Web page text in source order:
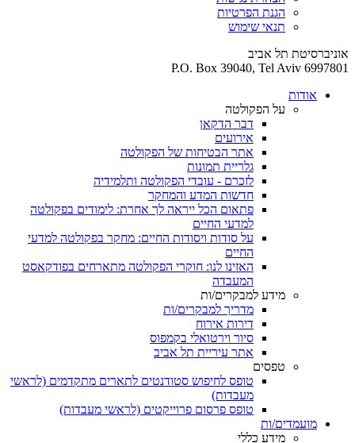
הגנת הפרטיות
תנאי שימוש
אוניברסיטת תל אביב
P.O. Box 39040, Tel Aviv 6997801
אודות
על הפקולטה
דבר הדקאן
אירועים
אתר הבטיחות של הפקולטה
גלריית תמונות
לזכרם - עובדי הפקולטה ותלמידיה
חדשות המדע והמחקר
פתאום הכל ייראה לך אחרת: לימודים בפקולטה
למדעי החיים
על סודות ויסודות החיים: מחקר בפקולטה למדעי
החיים
האזינו לנו: חוקרי הפקולטה מתארחים בפודקאסט
המעבדה
מידע למבקרים/ות
מדריך למבקרים/ות
דירות אירוח
סיור וירטואלי בקמפוס
אתר עיריית תל אביב
טפסים
טופס לחיפוש סטודנטים לתארים מתקדמים (לראשי
מעבדות)
טופס פרסום פרוייקטים (לראשי מעבדות)
מועמדים/ות
מידע כללי